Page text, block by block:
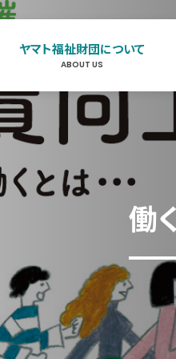
ヤマト福祉財団について
ABOUT US
働
イベント・セミナー
EVENT SEMINAR
ヤマト福祉財団について
ABOUT US
お知らせ
NEWS